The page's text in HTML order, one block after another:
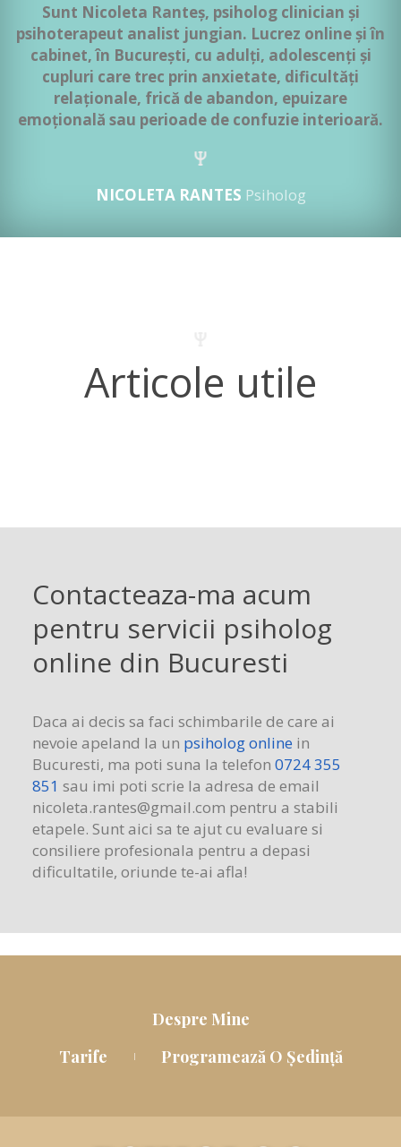
Sunt Nicoleta Ranteș, psiholog clinician și
psihoterapeut analist jungian. Lucrez online și în
cabinet, în București, cu adulți, adolescenți și
cupluri care trec prin anxietate, dificultăți
relaționale, frică de abandon, epuizare
emoțională sau perioade de confuzie interioară.
NICOLETA RANTES Psiholog
Articole utile
Contacteaza-ma acum
pentru servicii psiholog
online din Bucuresti
Daca ai decis sa faci schimbarile de care ai
nevoie apeland la un psiholog online in
Bucuresti, ma poti suna la telefon 0724 355
851 sau imi poti scrie la adresa de email
nicoleta.rantes@gmail.com pentru a stabili
etapele. Sunt aici sa te ajut cu evaluare si
consiliere profesionala pentru a depasi
dificultatile, oriunde te-ai afla!
Despre Mine
Tarife
Programează O Ședință